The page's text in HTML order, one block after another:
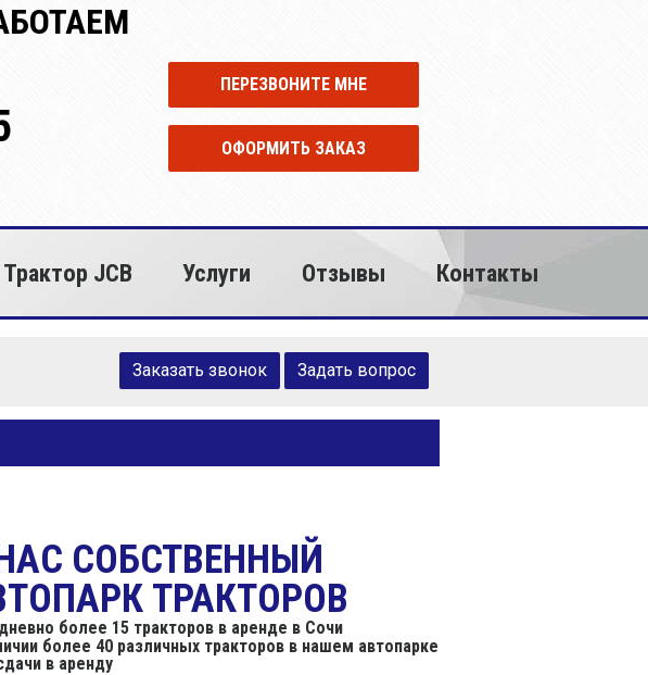
ПЕРЕЗВОНИТЕ МНЕ
ОФОРМИТЬ ЗАКАЗ
Трактор JCB Услуги Отзывы Контакты
Заказать звонок Задать вопрос
СОБСТВЕННЫЙ
ТРАКТОРОВ
более 15 тракторов в аренде в Сочи
более 40 различных тракторов в нашем автопарке
в аренду